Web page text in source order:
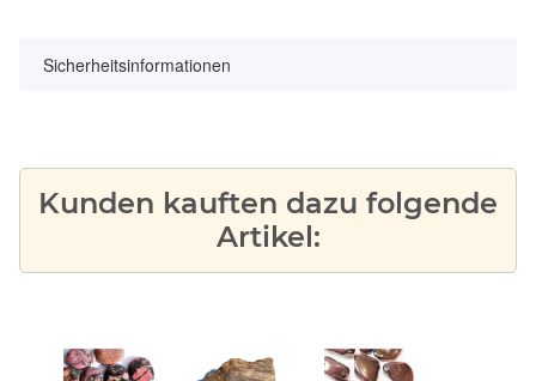
Sicherheitsinformationen
Kunden kauften dazu folgende
Artikel: